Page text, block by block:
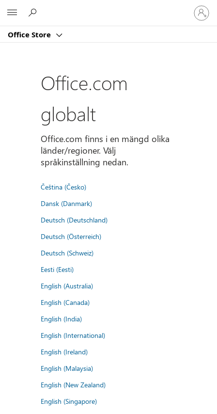
Office Store
Logga
in
på
konto
Office.com
globalt
Office.com finns i en mängd olika
länder/regioner. Välj
språkinställning nedan.
Čeština (Česko)
Dansk (Danmark)
Deutsch (Deutschland)
Deutsch (Österreich)
Deutsch (Schweiz)
Eesti (Eesti)
English (Australia)
English (Canada)
English (India)
English (International)
English (Ireland)
English (Malaysia)
English (New Zealand)
English (Singapore)